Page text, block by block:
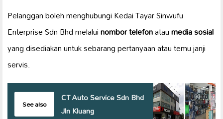
Pelanggan boleh menghubungi Kedai Tayar Sinwufu
Enterprise Sdn Bhd melaluinombor telefonataumedia sosial
yang disediakan untuk sebarang pertanyaan atau temu janji
servis.
See also
CT Auto Service Sdn Bhd
Jln Kluang